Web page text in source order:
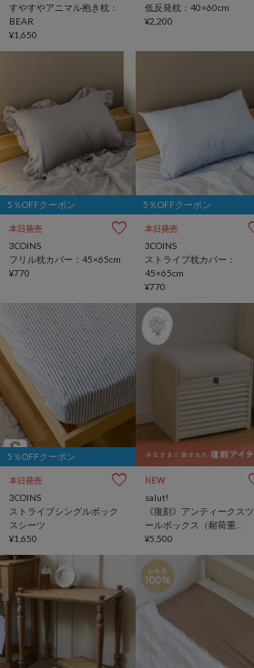
すやすやアニマル抱き枕：
BEAR
¥1,650
低反発枕：40×60cm
¥2,200
5％OFFクーポン
本日発売
3COINS
フリル枕カバー：45×65cm
¥770
5％OFFクーポン
本日発売
3COINS
ストライプ枕カバー：
45×65cm
¥770
5％OFFクーポン
本日発売
3COINS
ストライプシングルボック
スシーツ
¥1,650
NEW
salut!
《復刻》アンティークスツ
ールボックス（耐荷重
70kg）
¥5,500